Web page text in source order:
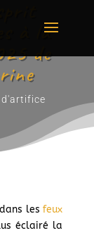
à la
de
d'artifice
lesfeux
éclairé la